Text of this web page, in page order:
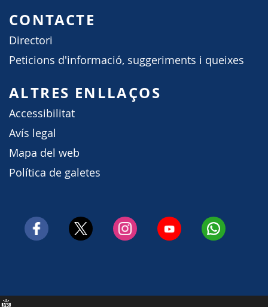
CONTACTE
Directori
Peticions d'informació, suggeriments i queixes
ALTRES ENLLAÇOS
Accessibilitat
Avís legal
Mapa del web
Política de galetes